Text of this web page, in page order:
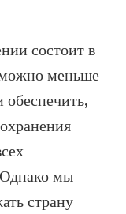
состоит в
меньше
мы
страну